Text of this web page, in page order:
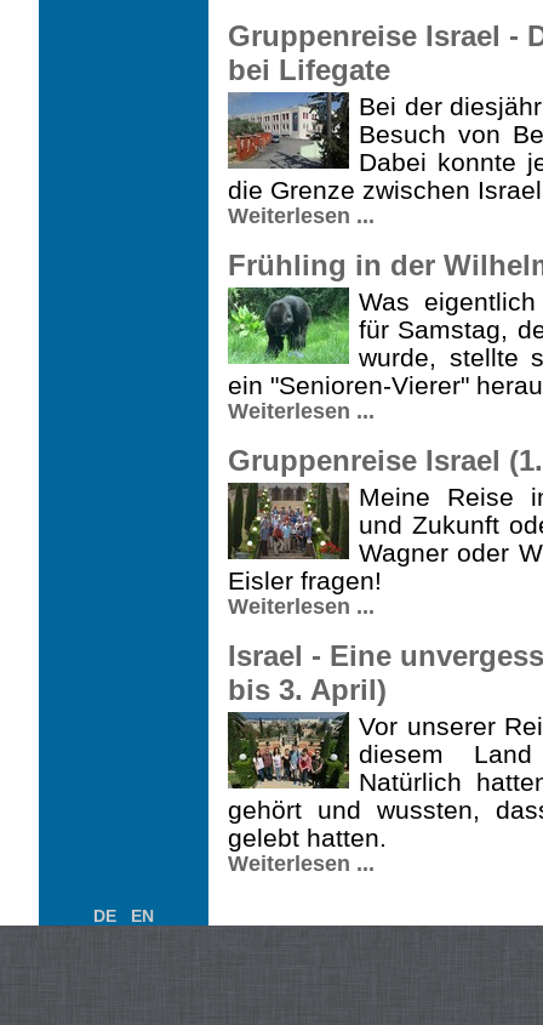
Gruppenreise Israel -
bei Lifegate
Bei der
Besuch von
Dabei konnte
die Grenze zwischen
Weiterlesen ...
Frühling in der
Was
für Samstag,
wurde, stellte
ein "Senioren-Vierer"
Weiterlesen ...
Gruppenreise Israel
Meine Reise
und Zukunft
Wagner oder
Eisler fragen!
Weiterlesen ...
Israel - Eine
bis 3. April)
Vor unserer
diesem
Natürlich
gehört und wussten,
gelebt hatten.
Weiterlesen ...
DE EN